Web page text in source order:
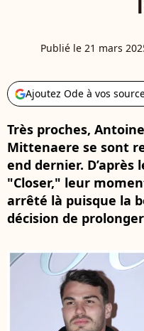
Publié le 21 mars
Ajoutez Ode à vos
Très proches,
Mittenaere se sont
end dernier.
"Closer," leur
arrêté là puisque la
décision de